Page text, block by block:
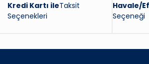
Kredi Kartı ileTaksit
Seçenekleri
Havale/
Seçeneği